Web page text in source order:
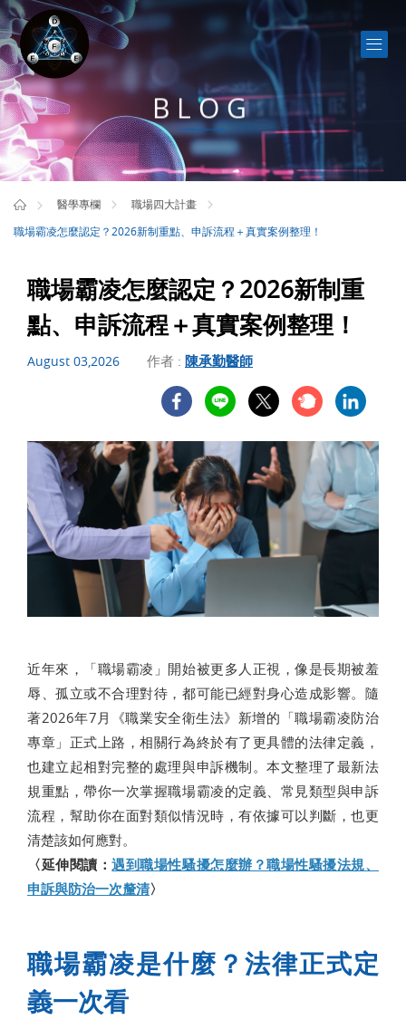
BLOG
醫學專欄
職場四大計畫
職場霸凌怎麼認定？2026新制重點、申訴流程＋真實案例整理！
職場霸凌怎麼認定？2026新制重
點、申訴流程＋真實案例整理！
August 03,2026 作者 : 陳承勤醫師
近年來，「職場霸凌」開始被更多人正視，像是長期被羞
辱、孤立或不合理對待，都可能已經對身心造成影響。隨
著2026年7月《職業安全衛生法》新增的「職場霸凌防治
專章」正式上路，相關行為終於有了更具體的法律定義，
也建立起相對完整的處理與申訴機制。本文整理了最新法
規重點，帶你一次掌握職場霸凌的定義、常見類型與申訴
流程，幫助你在面對類似情況時，有依據可以判斷，也更
清楚該如何應對。
〈延伸閱讀：遇到職場性騷擾怎麼辦？職場性騷擾法規、
申訴與防治一次釐清〉
職場霸凌是什麼？法律正式定
義一次看